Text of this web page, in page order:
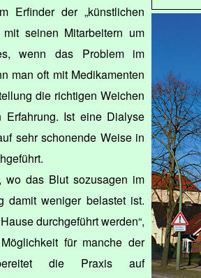
Erfinder der „künstlichen
mit seinen Mitarbeitern um
wenn das Problem im
man oft mit Medikamenten
die richtigen Weichen
Ist eine Dialyse
sehr schonende Weise in
wo das Blut sozusagen im
damit weniger belastet ist.
durchgeführt werden“,
für manche der
die Praxis auf